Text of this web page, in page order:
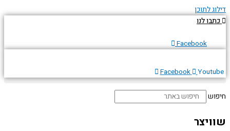
דילוג לתוכן
כתבו לנו
Facebook
Facebook Youtube
חיפוש
שוויצר